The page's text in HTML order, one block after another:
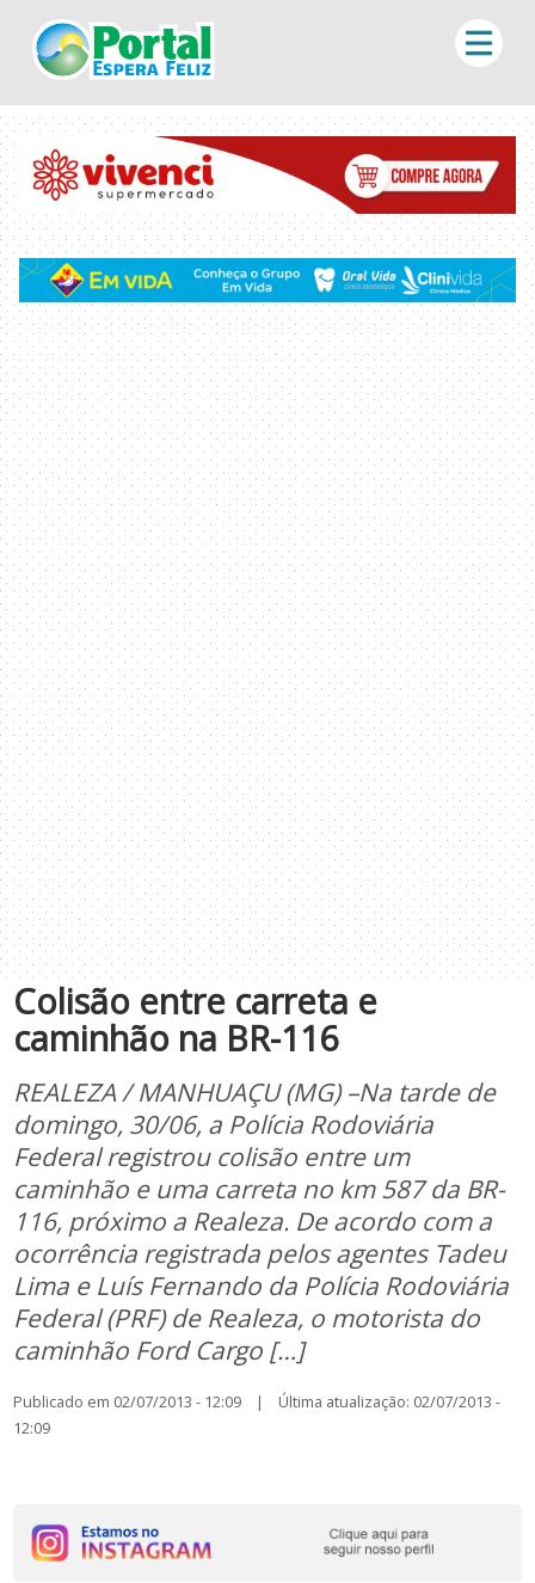
Colisão entre carreta e
caminhão na BR-116
REALEZA / MANHUAÇU (MG) –Na tarde de
domingo, 30/06, a Polícia Rodoviária
Federal registrou colisão entre um
caminhão e uma carreta no km 587 da BR-
116, próximo a Realeza. De acordo com a
ocorrência registrada pelos agentes Tadeu
Lima e Luís Fernando da Polícia Rodoviária
Federal (PRF) de Realeza, o motorista do
caminhão Ford Cargo […]
Publicado em 02/07/2013 - 12:09 | Última atualização: 02/07/2013 -
12:09